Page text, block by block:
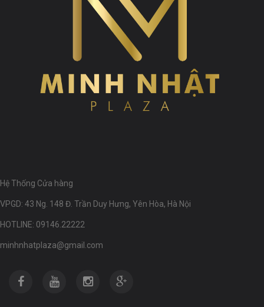
Hệ Thống Cửa hàng
VPGD: 43 Ng. 148 Đ. Trần Duy Hưng, Yên Hòa, Hà Nội
HOTLINE: 09146.22222
minhnhatplaza@gmail.com